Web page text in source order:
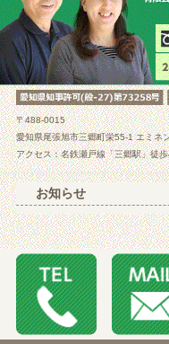
〒488-0015
愛知県尾張旭市三郷町栄55-1 エミネ
アクセス：名鉄瀬戸線「三郷駅」徒
お知らせ